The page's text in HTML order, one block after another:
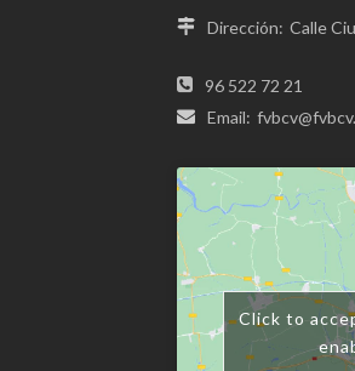
Dirección: Calle
96 522 72 21
Email:
Click to